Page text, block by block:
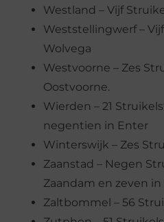
Westland – Vijf
Weststellingwerf –
Wolvega
Westvoorne – Zes
Oostvoorne.
Wierden – 21
negentien in Enter
Winterswijk – Zes
Zaanstad – Negen
Zaandam en zeven
Zaltbommel – 56